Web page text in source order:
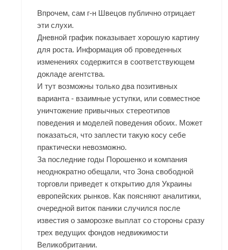
Впрочем, сам г-н Швецов публично отрицает
эти слухи.
Дневной график показывает хорошую картину
для роста. Информация об проведенных
изменениях содержится в соответствующем
докладе агентства.
И тут возможны только два позитивных
варианта - взаимные уступки, или совместное
уничтожение привычных стереотипов
поведения и моделей поведения обоих. Может
показаться, что заплести такую косу себе
практически невозможно.
За последние годы Порошенко и компания
неоднократно обещали, что Зона свободной
торговли приведет к открытию для Украины
европейских рынков. Как поясняют аналитики,
очередной виток паники случился после
известия о заморозке выплат со стороны сразу
трех ведущих фондов недвижимости
Великобритании.